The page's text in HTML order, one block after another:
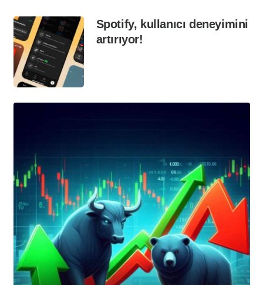
Spotify, kullanıcı deneyimini
artırıyor!